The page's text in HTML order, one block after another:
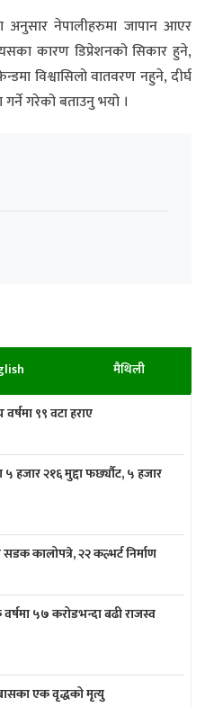
अनुसार नेपालीहरुमा जापान आएर
कारण डिप्रेशनको सिकार हुने,
विश्वासिलो वातवरण नहुने, दीर्घ
गरेको बताउनु भयो ।
मैथिली
९९ वटा हराए
हजार २१६ मुद्दा फर्छ्यौट, ५ हजार
कालोपत्रे, २२ कल्भर्ट निर्माण
५७ करोडभन्दा बढी राजस्व
एक वृद्धको मृत्यु